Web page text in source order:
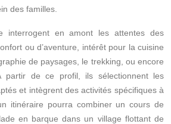
des familles.
interrogent en amont les attentes des
ou d’aventure, intérêt pour la cuisine
de paysages, le trekking, ou encore
partir de ce profil, ils sélectionnent les
et intègrent des activités spécifiques à
itinéraire pourra combiner un cours de
en barque dans un village flottant de